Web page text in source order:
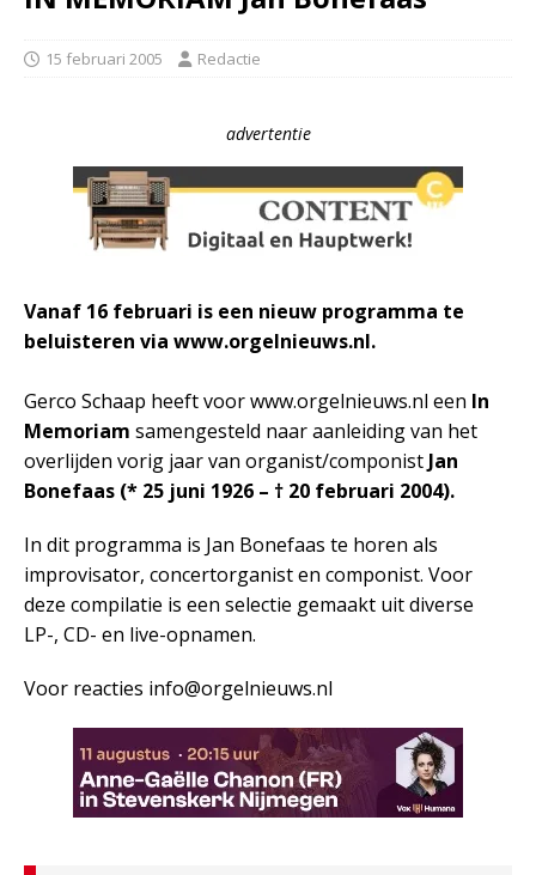
15 februari 2005 Redactie
advertentie
Vanaf 16 februari is een nieuw programma te
beluisteren via www.orgelnieuws.nl.
Gerco Schaap heeft voor www.orgelnieuws.nl een In
Memoriam samengesteld naar aanleiding van het
overlijden vorig jaar van organist/componist Jan
Bonefaas (* 25 juni 1926 – † 20 februari 2004).
In dit programma is Jan Bonefaas te horen als
improvisator, concertorganist en componist. Voor
deze compilatie is een selectie gemaakt uit diverse
LP-, CD- en live-opnamen.
Voor reacties info@orgelnieuws.nl